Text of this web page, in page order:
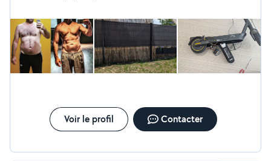
Voir le profil Contacter